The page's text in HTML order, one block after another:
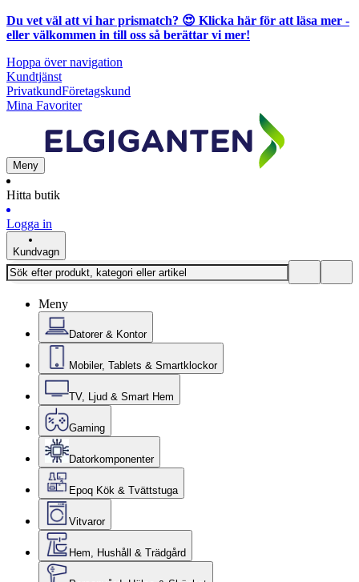
Du vet väl att vi har prismatch? 😍 Klicka här för att läsa mer -
eller välkommen in till oss så berättar vi mer!
Hoppa över navigation
Kundtjänst
PrivatkundFöretagskund
Mina Favoriter
Meny
Hitta butik
Logga in
Kundvagn
Meny
Datorer & Kontor
Mobiler, Tablets & Smartklockor
TV, Ljud & Smart Hem
Gaming
Datorkomponenter
Epoq Kök & Tvättstuga
Vitvaror
Hem, Hushåll & Trädgård